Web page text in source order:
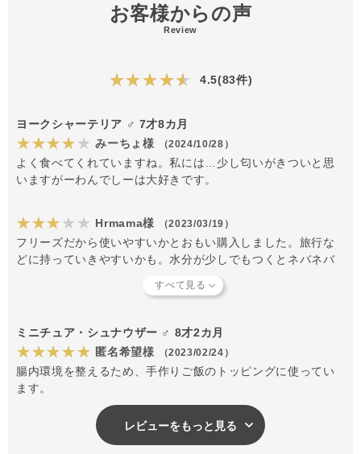
お客様からの声
Review
★★★★★ 4.5(83件)
ヨークシャーテリア ♂ 7才8カ月
★★★★★ みーちょ様 （2024/10/28）
よく食べてくれていますね。私には…少し匂いがきついと思
いますがーわんでしーは大好きです。
★★★★★ Hrmama様 （2023/03/19）
フリーズだから使いやすいかとおもい購入しました。旅行な
どに持っていきやすいかも。水分が少しでもつくとネバネバ
ミニチュア・シュナウザー ♂ 8才2カ月
★★★★★ 匿名希望様 （2023/02/24）
腸内環境を整えるため、手作りご飯のトッピングに使ってい
ます。
レビューをもっと見る